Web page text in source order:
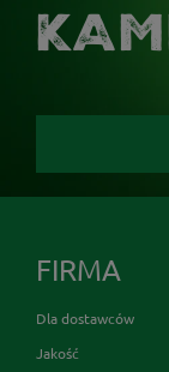
FIRMA
Dla dostawców
Jakość